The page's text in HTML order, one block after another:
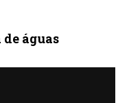
águas